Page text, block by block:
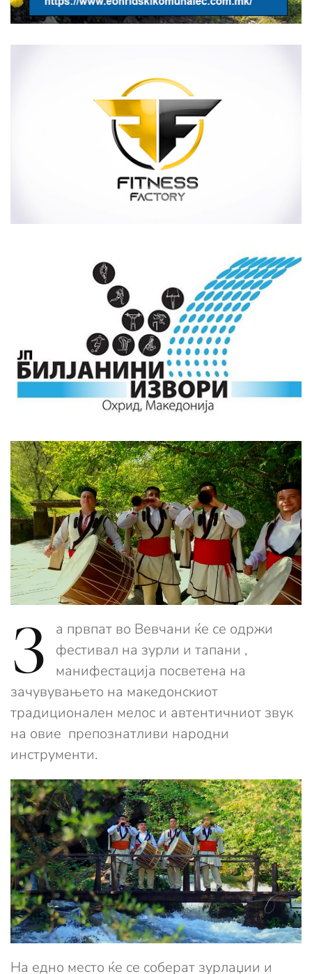
З
а првпат во Вевчани ќе се одржи
фестивал на зурли и тапани ,
манифестација посветена на
зачувувањето на македонскиот
традиционален мелос и автентичниот звук
на овие препознатливи народни
инструменти.
На едно место ќе се соберат зурлаџии и